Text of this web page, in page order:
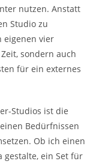
nutzen. Anstatt
Studio zu
eigenen vier
sondern auch
für ein externes
Studios ist die
Bedürfnissen
Ob ich einen
ein Set für